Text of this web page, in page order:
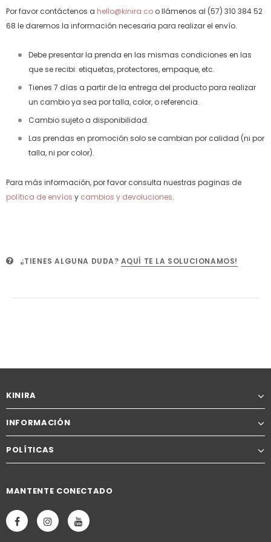
Por favor contáctenos a hello@kinira.co o llámenos al (57) 310 384 52
68 le daremos la información necesaria para realizar el envío.
Debe presentar la prenda en las mismas condiciones en las
que se recibi: etiquetas, protectores, empaque, etc.
Tienes 7 días a partir de la entrega del producto para realizar
un cambio ya sea por talla, color, o referencia.
Cambio sujeto a disponibilidad.
Las prendas en promoción solo se cambian por calidad (ni por
talla, ni por color).
Para más información, por favor consulta nuestras paginas de
política de envíos y cambios y devoluciones.
¿TIENES ALGUNA DUDA? AQUÍ TE LA SOLUCIONAMOS!
KINIRA
INFORMACIÓN
POLÍTICAS
MANTENTE CONECTADO